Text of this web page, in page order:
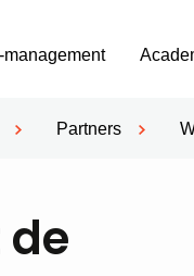
Partners
management